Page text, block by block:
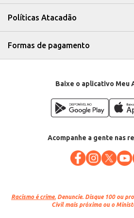
A Linguiça Calabresa Defumada Marba
para o seu negócio, permitindo que você
clientes e ofereça um produto de qualidade comprovada.
Marca: Marba
Departamento: Carnes, aves e peixes
Categoria: Linguiça
Políticas Atacadão
Formas de pagamento
Baixe o aplicativo Meu
Acompanhe a gente nas
Racismo é crime. Denuncie. Disque 100 ou
Civil mais próxima ou o